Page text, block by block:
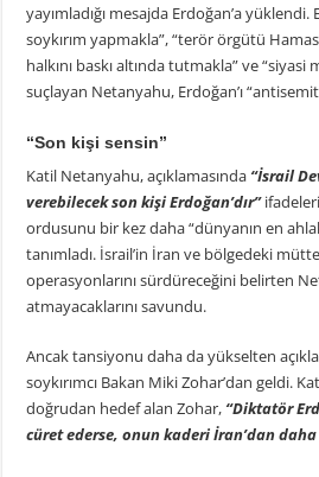
yayımladığı mesajda Erdoğan’a yüklendi.
soykırım yapmakla”, “terör örgütü
halkını baskı altında tutmakla” ve
suçlayan Netanyahu, Erdoğan’ı
“Son kişi sensin”
Katil Netanyahu, açıklamasında “İsrail
verebilecek son kişi Erdoğan’dır”
ordusunu bir kez daha “dünyanın en
tanımladı. İsrail’in İran ve bölgedeki
operasyonlarını sürdüreceğini belirten
atmayacaklarını savundu.
Ancak tansiyonu daha da yükselten
soykırımcı Bakan Miki Zohar’dan geldi.
doğrudan hedef alan Zohar, “Diktatör
cüret ederse, onun kaderi İran’dan